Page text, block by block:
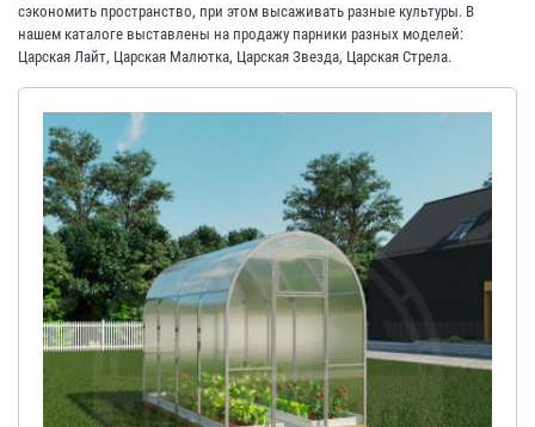
сэкономить пространство, при этом высаживать разные культуры. В
нашем каталоге выставлены на продажу парники разных моделей:
Царская Лайт, Царская Малютка, Царская Звезда, Царская Стрела.